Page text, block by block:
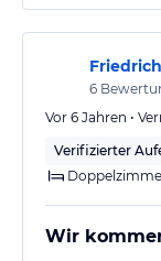
Friedrich
6
Vor 6 Jahren •
Verifizierter
Wir